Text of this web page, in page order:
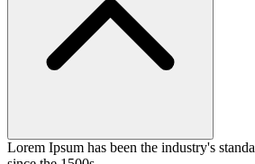
Lorem Ipsum has been the industry's